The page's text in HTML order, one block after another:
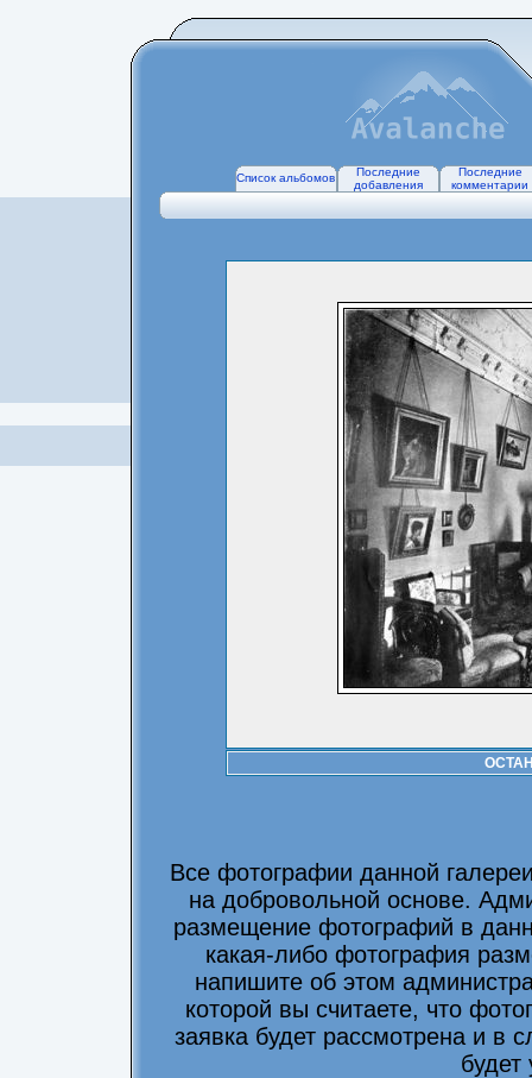
Список альбомов
Последние
добавления
Последние
комментарии
Все фотографии данной
на добровольной основе.
размещение фотографий в
какая-либо фотография
напишите об этом
которой вы считаете, что
заявка будет рассмотрена и в
будет